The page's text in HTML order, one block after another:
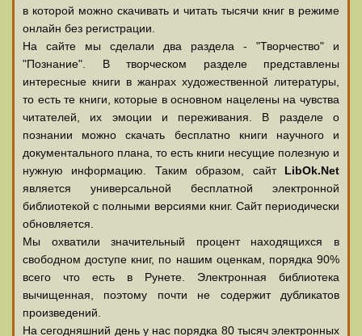
в которой можно скачивать и читать тысячи книг в режиме
онлайн без регистрации.
На сайте мы сделали два раздела - "Творчество" и
"Познание". В творческом разделе представлены
интересные книги в жанрах художественной литературы,
то есть те книги, которые в основном нацелены на чувства
читателей, их эмоции и переживания. В разделе о
познании можно скачать бесплатно книги научного и
документального плана, то есть книги несущие полезную и
нужную информацию. Таким образом, сайт LibOk.Net
является универсальной бесплатной электронной
библиотекой с полными версиями книг. Сайт периодически
обновляется.
Мы охватили значительный процент находящихся в
свободном доступе книг, по нашим оценкам, порядка 90%
всего что есть в Рунете. Электронная библиотека
вычищенная, поэтому почти не содержит дубликатов
произведений.
На сегодняшний день у нас порядка 80 тысяч электронных